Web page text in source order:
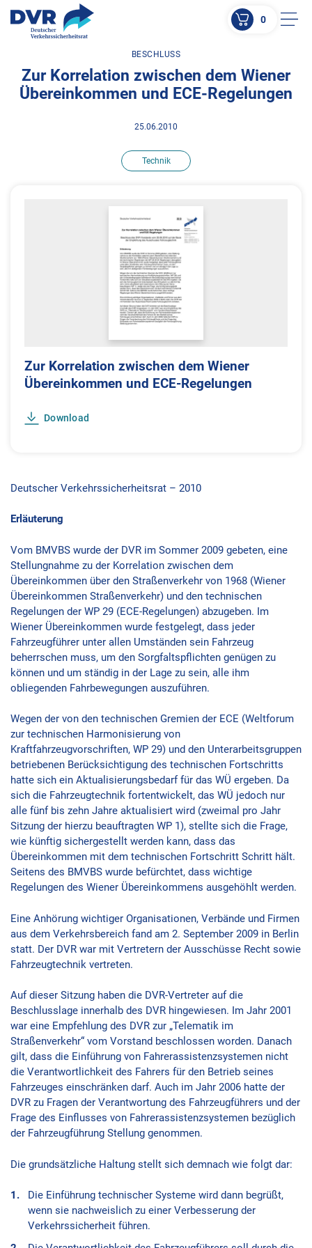
ZUM HAUPTINHALT SPRINGEN
ZUR SUCHE SPRINGEN
0
BESCHLUSS
Zur Korrelation zwischen dem Wiener
Übereinkommen und ECE-Regelungen
25.06.2010
Technik
Zur Korrelation zwischen dem Wiener
Übereinkommen und ECE-Regelungen
Download
Deutscher Verkehrssicherheitsrat – 2010
Erläuterung
Vom BMVBS wurde der DVR im Sommer 2009 gebeten, eine
Stellungnahme zu der Korrelation zwischen dem
Übereinkommen über den Straßenverkehr von 1968 (Wiener
Übereinkommen Straßenverkehr) und den technischen
Regelungen der WP 29 (ECE-Regelungen) abzugeben. Im
Wiener Übereinkommen wurde festgelegt, dass jeder
Fahrzeugführer unter allen Umständen sein Fahrzeug
beherrschen muss, um den Sorgfaltspflichten genügen zu
können und um ständig in der Lage zu sein, alle ihm
obliegenden Fahrbewegungen auszuführen.
Wegen der von den technischen Gremien der ECE (Weltforum
zur technischen Harmonisierung von
Kraftfahrzeugvorschriften, WP 29) und den Unterarbeitsgruppen
betriebenen Berücksichtigung des technischen Fortschritts
hatte sich ein Aktualisierungsbedarf für das WÜ ergeben. Da
sich die Fahrzeugtechnik fortentwickelt, das WÜ jedoch nur
alle fünf bis zehn Jahre aktualisiert wird (zweimal pro Jahr
Sitzung der hierzu beauftragten WP 1), stellte sich die Frage,
wie künftig sichergestellt werden kann, dass das
Übereinkommen mit dem technischen Fortschritt Schritt hält.
Seitens des BMVBS wurde befürchtet, dass wichtige
Regelungen des Wiener Übereinkommens ausgehöhlt werden.
Eine Anhörung wichtiger Organisationen, Verbände und Firmen
aus dem Verkehrsbereich fand am 2. September 2009 in Berlin
statt. Der DVR war mit Vertretern der Ausschüsse Recht sowie
Fahrzeugtechnik vertreten.
Auf dieser Sitzung haben die DVR-Vertreter auf die
Beschlusslage innerhalb des DVR hingewiesen. Im Jahr 2001
war eine Empfehlung des DVR zur „Telematik im
Straßenverkehr“ vom Vorstand beschlossen worden. Danach
gilt, dass die Einführung von Fahrerassistenzsystemen nicht
die Verantwortlichkeit des Fahrers für den Betrieb seines
Fahrzeuges einschränken darf. Auch im Jahr 2006 hatte der
DVR zu Fragen der Verantwortung des Fahrzeugführers und der
Frage des Einflusses von Fahrerassistenzsystemen bezüglich
der Fahrzeugführung Stellung genommen.
Die grundsätzliche Haltung stellt sich demnach wie folgt dar:
Die Einführung technischer Systeme wird dann begrüßt,
wenn sie nachweislich zu einer Verbesserung der
Verkehrssicherheit führen.